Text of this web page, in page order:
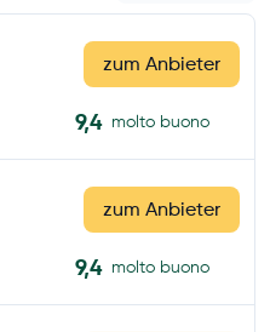
zum Anbieter
9,4 molto buono
zum Anbieter
9,4 molto buono